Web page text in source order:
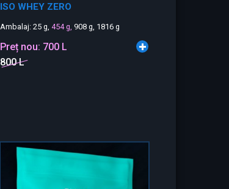
ISO WHEY ZERO
Ambalaj: 25 g,454 g, 908 g, 1816 g
Preț nou: 700 L
800 L